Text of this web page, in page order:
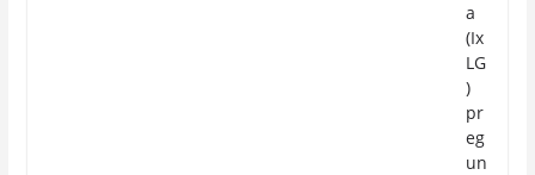
a
(Ix
LG
)
pr
eg
un